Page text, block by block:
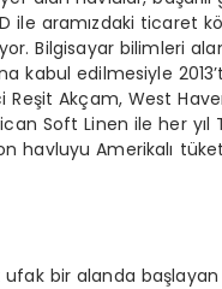
ile aramızdaki ticaret
Bilgisayar bilimleri
kabul edilmesiyle
Reşit Akçam, West
Soft Linen ile her yıl
havluyu Amerikalı
bir alanda